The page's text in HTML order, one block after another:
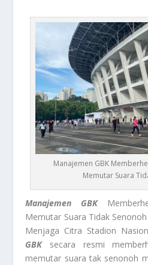
Manajemen GBK
Memutar Suara
Manajemen GBK
Memutar Suara Tidak
Menjaga Citra Stadion
GBKsecara resmi
memutar suara tak senonoh